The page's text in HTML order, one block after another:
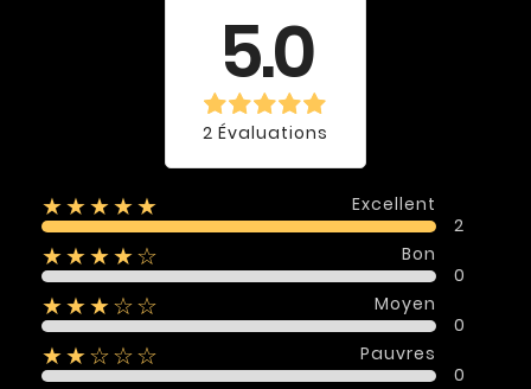
5.0
2 Évaluations
★★★★★
Excellent
2
★★★★☆
Bon
0
★★★☆☆
Moyen
0
★★☆☆☆
Pauvres
0